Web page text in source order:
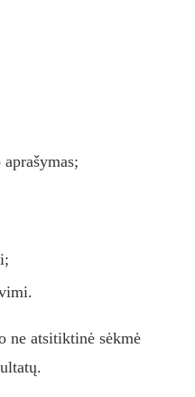
ne atsitiktinė sėkmė